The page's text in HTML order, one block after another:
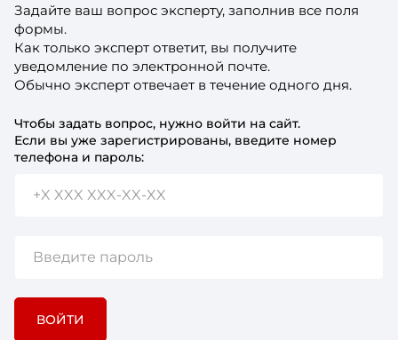
Задайте ваш вопрос эксперту, заполнив все поля
формы.
Как только эксперт ответит, вы получите
уведомление по электронной почте.
Обычно эксперт отвечает в течение одного дня.
Чтобы задать вопрос, нужно войти на сайт.
Если вы уже зарегистрированы, введите номер
телефона и пароль:
ВОЙТИ